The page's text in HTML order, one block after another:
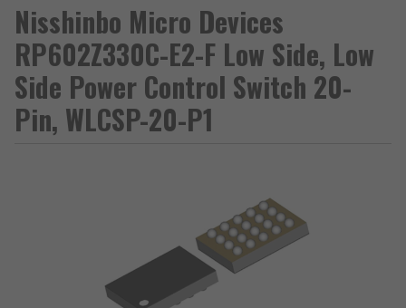
Nisshinbo Micro Devices
RP602Z330C-E2-F Low Side, Low
Side Power Control Switch 20-
Pin, WLCSP-20-P1